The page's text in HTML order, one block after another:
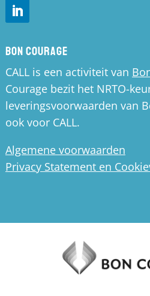
Bon Courage
CALL is een activiteit van
Courage bezit het NRTO-
leveringsvoorwaarden van
ook voor CALL.
Algemene voorwaarden
Privacy Statement en